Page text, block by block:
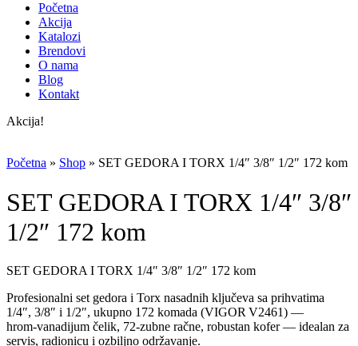
Početna
Akcija
Katalozi
Brendovi
O nama
Blog
Kontakt
Akcija!
Početna » Shop » SET GEDORA I TORX 1/4″ 3/8″ 1/2″ 172 kom
SET GEDORA I TORX 1/4″ 3/8″
1/2″ 172 kom
SET GEDORA I TORX 1/4″ 3/8″ 1/2″ 172 kom
Profesionalni set gedora i Torx nasadnih ključeva sa prihvatima
1/4″, 3/8″ i 1/2″, ukupno 172 komada (VIGOR V2461) —
hrom‑vanadijum čelik, 72‑zubne račne, robustan kofer — idealan za
servis, radionicu i ozbiljno održavanje.